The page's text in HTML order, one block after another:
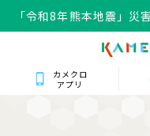
「令和8年熊本地震」災
カメクロ
アプリ